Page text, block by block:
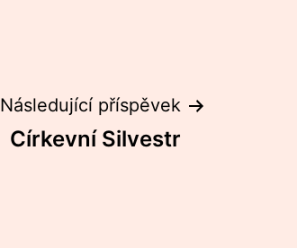
Následující příspěvek
Církevní Silvestr